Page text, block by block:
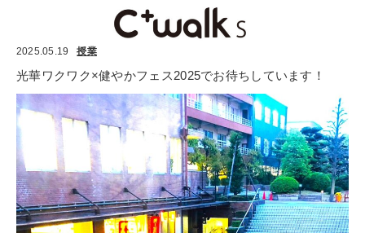
2025.05.19 授業
光華ワクワク×健やかフェス2025でお待ちしています！